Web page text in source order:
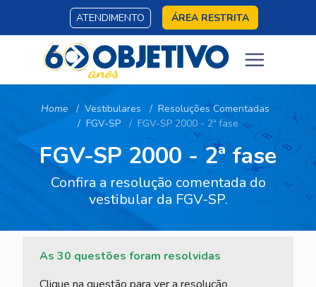
ATENDIMENTO ÁREA RESTRITA
Home Vestibulares
Resoluções Comentadas
FGV-SP
FGV-SP 2000 - 2ª fase
FGV-SP 2000 - 2ª fase
Confira a resolução comentada do
vestibular da FGV-SP.
As 30 questões foram resolvidas